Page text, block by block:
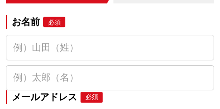
お名前 必須
メールアドレス 必須